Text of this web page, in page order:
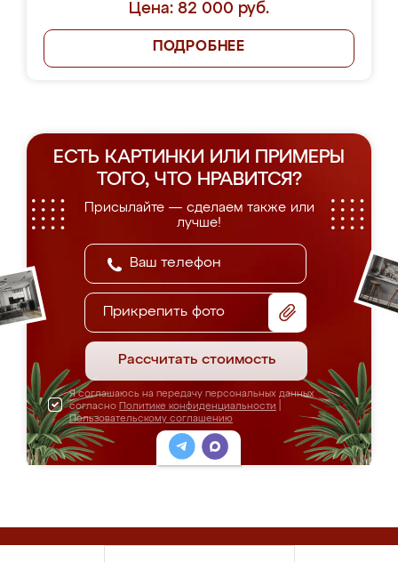
Цена: 82 000 руб.
ПОДРОБНЕЕ
ЕСТЬ КАРТИНКИ ИЛИ ПРИМЕРЫ
ТОГО, ЧТО НРАВИТСЯ?
Присылайте — сделаем также или
лучше!
Прикрепить фото
Рассчитать стоимость
Я соглашаюсь на передачу персональных данных
согласно Политике конфиденциальности
Пользовательскому соглашению